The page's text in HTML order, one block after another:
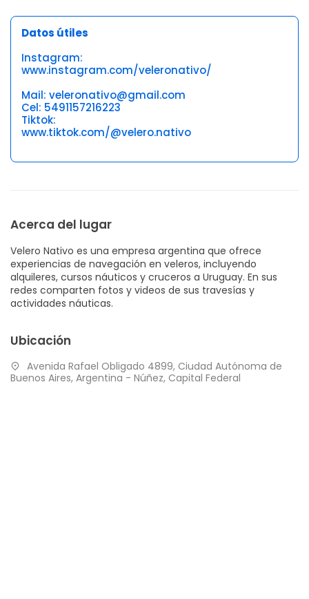
Datos útiles
Instagram:
www.instagram.com/veleronativo/
Mail: veleronativo@gmail.com
Cel: 5491157216223
Tiktok:
www.tiktok.com/@velero.nativo
Acerca del lugar
Velero Nativo es una empresa argentina que ofrece
experiencias de navegación en veleros, incluyendo
alquileres, cursos náuticos y cruceros a Uruguay. En sus
redes comparten fotos y videos de sus travesías y
actividades náuticas.
Ubicación
Avenida Rafael Obligado 4899, Ciudad Autónoma de
Buenos Aires, Argentina - Núñez, Capital Federal